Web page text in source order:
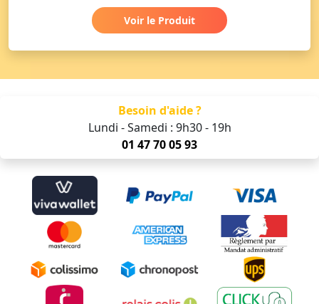
Voir le Produit
Besoin d'aide ?
Lundi - Samedi : 9h30 - 19h
01 47 70 05 93